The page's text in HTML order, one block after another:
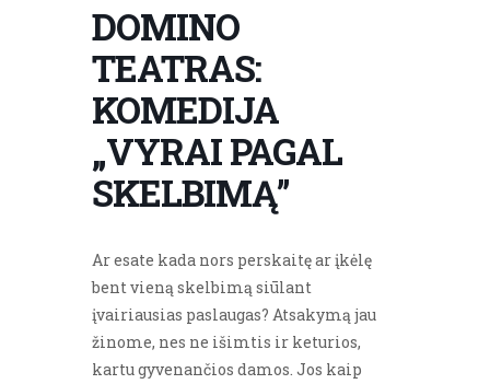
DOMINO
TEATRAS:
KOMEDIJA
„VYRAI PAGAL
SKELBIMĄ”
Ar esate kada nors perskaitę ar įkėlę
bent vieną skelbimą siūlant
įvairiausias paslaugas? Atsakymą jau
žinome, nes ne išimtis ir keturios,
kartu gyvenančios damos. Jos kaip